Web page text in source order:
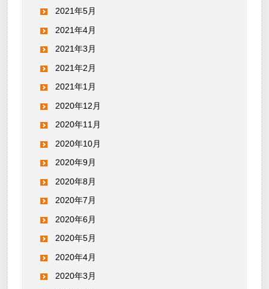
2021年5月
2021年4月
2021年3月
2021年2月
2021年1月
2020年12月
2020年11月
2020年10月
2020年9月
2020年8月
2020年7月
2020年6月
2020年5月
2020年4月
2020年3月